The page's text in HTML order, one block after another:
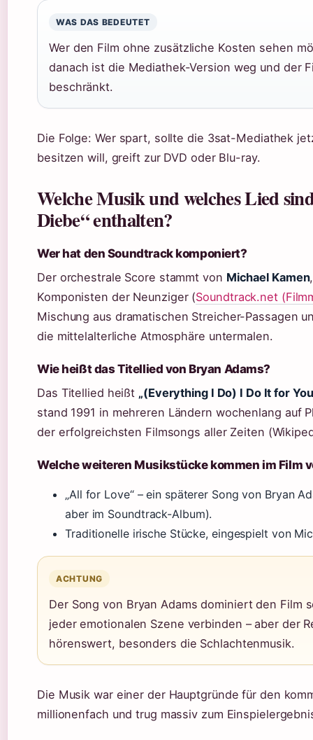
WAS DAS BEDEUTET
Wer den Film ohne zusätzliche Kosten sehen
danach ist die Mediathek-Version weg und der
beschränkt.
Die Folge: Wer spart, sollte die 3sat-Mediathek
besitzen will, greift zur DVD oder Blu-ray.
Welche Musik und welches Lied
Diebe“ enthalten?
Wer hat den Soundtrack komponiert?
Der orchestrale Score stammt von Michael Kamen
Komponisten der Neunziger (Soundtrack.net
Mischung aus dramatischen Streicher-Passagen
die mittelalterliche Atmosphäre untermalen.
Wie heißt das Titellied von Bryan Adams?
Das Titellied heißt „(Everything I Do) I Do It for
stand 1991 in mehreren Ländern wochenlang auf
der erfolgreichsten Filmsongs aller Zeiten
Welche weiteren Musikstücke kommen im Film
„All for Love“ – ein späterer Song von Bryan
aber im Soundtrack-Album).
Traditionelle irische Stücke, eingespielt von
ACHTUNG
Der Song von Bryan Adams dominiert den Film
jeder emotionalen Szene verbinden – aber der
hörenswert, besonders die Schlachtenmusik.
Die Musik war einer der Hauptgründe für den
millionenfach und trug massiv zum